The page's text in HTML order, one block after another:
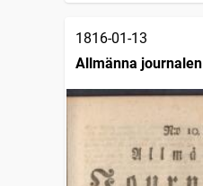
1816-01-13
Allmänna journalen